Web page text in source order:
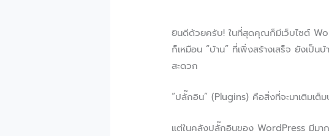
ยินดีด้วยครับ! ในที่สุดคุณก็มีเว็บไซต์
ก็เหมือน “บ้าน” ที่เพิ่งสร้างเสร็จ ยังเป็
สะดวก
“ปลั๊กอิน” (Plugins) คือสิ่งที่จะมาเติมเต็
แต่ในคลังปลั๊กอินของ WordPress มีม